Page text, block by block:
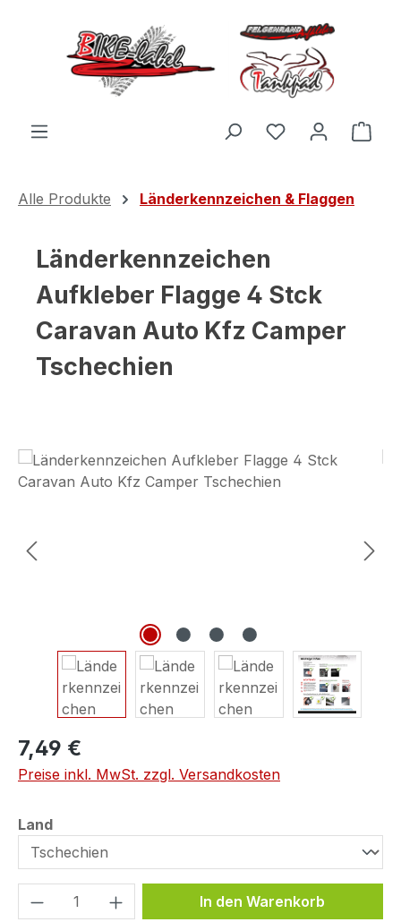
Zum Hauptinhalt springen
Du hast 0
Alle Produkte Länderkennzeichen & Flaggen
Länderkennzeichen
Aufkleber Flagge 4 Stck
Caravan Auto Kfz Camper
Tschechien
Bildergalerie überspringen
7,49 €
Preise inkl. MwSt. zzgl. Versandkosten
Landauswählen
Produkt Anzahl: Gib denIn den Warenkorb